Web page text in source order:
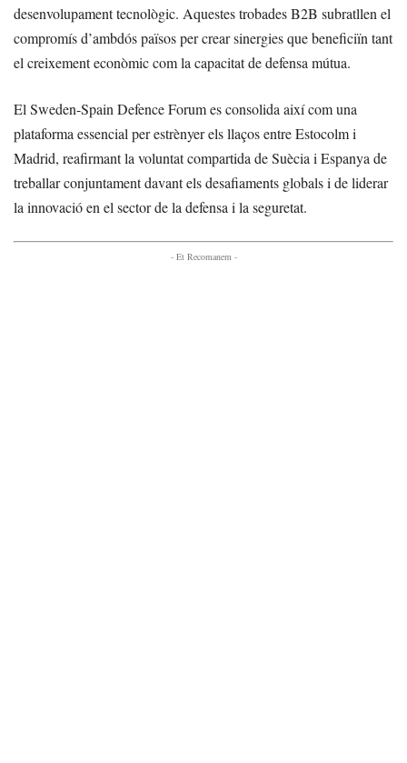
desenvolupament tecnològic. Aquestes trobades B2B subratllen el
compromís d’ambdós països per crear sinergies que beneficiïn tant
el creixement econòmic com la capacitat de defensa mútua.
El Sweden-Spain Defence Forum es consolida així com una
plataforma essencial per estrènyer els llaços entre Estocolm i
Madrid, reafirmant la voluntat compartida de Suècia i Espanya de
treballar conjuntament davant els desafiaments globals i de liderar
la innovació en el sector de la defensa i la seguretat.
- Et Recomanem -